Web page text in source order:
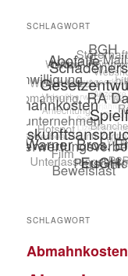
SCHLAGWORT
SCHLAGWORT
Abmahnkosten